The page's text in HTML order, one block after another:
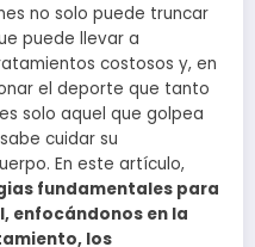
no solo puede truncar
puede llevar a
costosos y, en
el deporte que tanto
solo aquel que golpea
cuidar su
En este artículo,
fundamentales para
enfocándonos en la
los